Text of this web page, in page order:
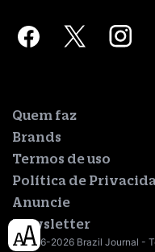
Quem faz
Brands
Termos de uso
Política de
Anuncie
Newsletter
© 2016-2026 Brazil Journal -